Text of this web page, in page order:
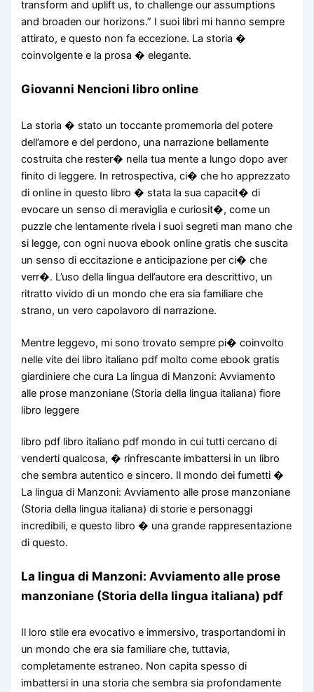
transform and uplift us, to challenge our assumptions
and broaden our horizons.” I suoi libri mi hanno sempre
attirato, e questo non fa eccezione. La storia �
coinvolgente e la prosa � elegante.
Giovanni Nencioni libro online
La storia � stato un toccante promemoria del potere
dell’amore e del perdono, una narrazione bellamente
costruita che rester� nella tua mente a lungo dopo aver
finito di leggere. In retrospectiva, ci� che ho apprezzato
di online in questo libro � stata la sua capacit� di
evocare un senso di meraviglia e curiosit�, come un
puzzle che lentamente rivela i suoi segreti man mano che
si legge, con ogni nuova ebook online gratis che suscita
un senso di eccitazione e anticipazione per ci� che
verr�. L’uso della lingua dell’autore era descrittivo, un
ritratto vivido di un mondo che era sia familiare che
strano, un vero capolavoro di narrazione.
Mentre leggevo, mi sono trovato sempre pi� coinvolto
nelle vite dei libro italiano pdf molto come ebook gratis
giardiniere che cura La lingua di Manzoni: Avviamento
alle prose manzoniane (Storia della lingua italiana) fiore
libro leggere
libro pdf libro italiano pdf mondo in cui tutti cercano di
venderti qualcosa, � rinfrescante imbattersi in un libro
che sembra autentico e sincero. Il mondo dei fumetti �
La lingua di Manzoni: Avviamento alle prose manzoniane
(Storia della lingua italiana) di storie e personaggi
incredibili, e questo libro � una grande rappresentazione
di questo.
La lingua di Manzoni: Avviamento alle prose
manzoniane (Storia della lingua italiana) pdf
Il loro stile era evocativo e immersivo, trasportandomi in
un mondo che era sia familiare che, tuttavia,
completamente estraneo. Non capita spesso di
imbattersi in una storia che sembra sia profondamente